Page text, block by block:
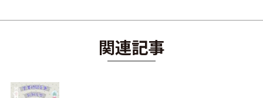
関連記事